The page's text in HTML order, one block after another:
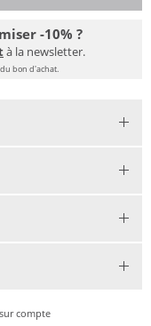
-10% ?
à la newsletter.
bon d'achat.
compte